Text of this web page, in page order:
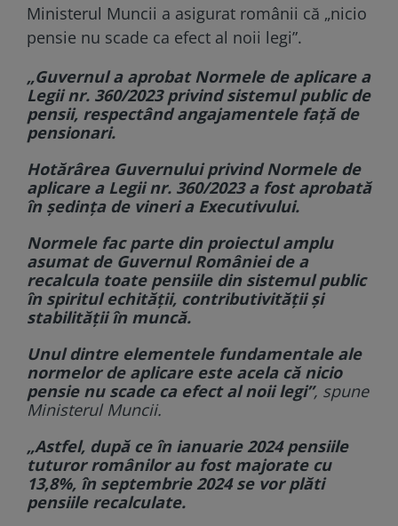
Ministerul Muncii a asigurat românii că „nicio
pensie nu scade ca efect al noii legi”.
„Guvernul a aprobat Normele de aplicare a
Legii nr. 360/2023 privind sistemul public de
pensii, respectând angajamentele față de
pensionari.
Hotărârea Guvernului privind Normele de
aplicare a Legii nr. 360/2023 a fost aprobată
în ședința de vineri a Executivului.
Normele fac parte din proiectul amplu
asumat de Guvernul României de a
recalcula toate pensiile din sistemul public
în spiritul echității, contributivității și
stabilității în muncă.
Unul dintre elementele fundamentale ale
normelor de aplicare este acela că nicio
pensie nu scade ca efect al noii legi”, spune
Ministerul Muncii.
„Astfel, după ce în ianuarie 2024 pensiile
tuturor românilor au fost majorate cu
13,8%, în septembrie 2024 se vor plăti
pensiile recalculate.